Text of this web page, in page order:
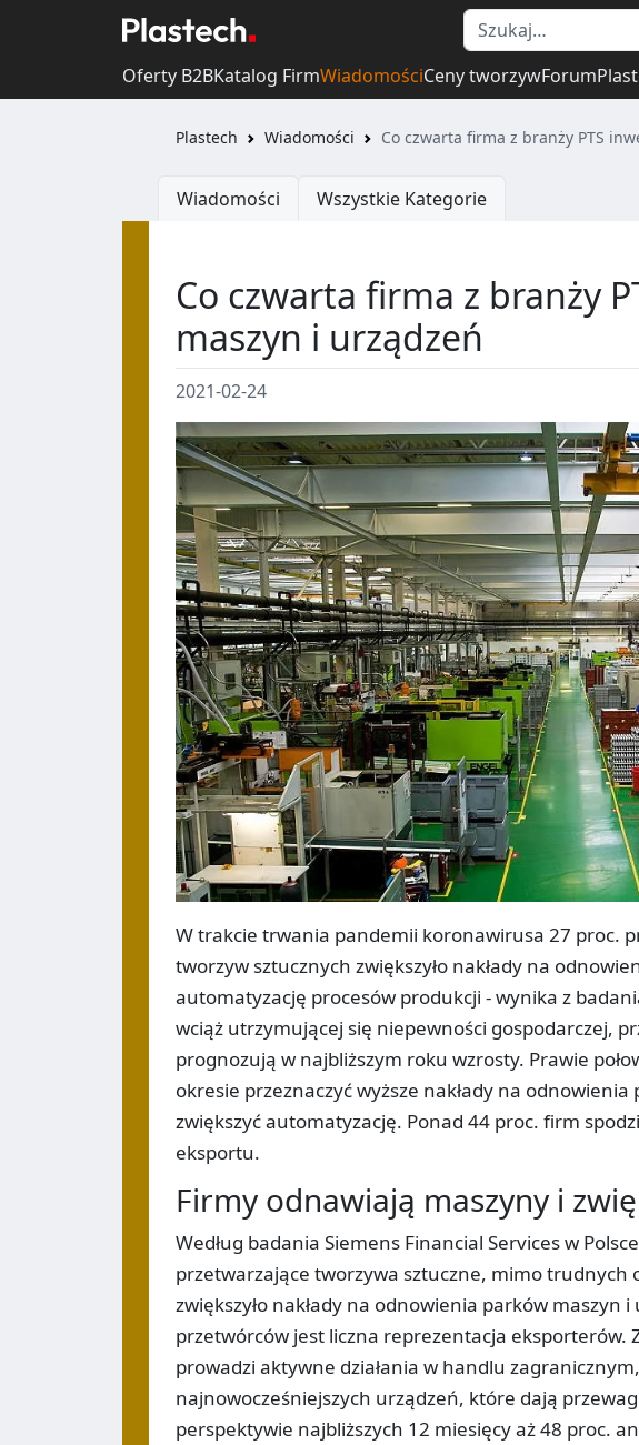
Oferty B2BKatalog FirmWiadomościCeny tworzywForum
Plastech Wiadomości Co czwarta firma z branży PTS
Wiadomości Wszystkie Kategorie
Co czwarta firma z branży
maszyn i urządzeń
2021-02-24
W trakcie trwania pandemii koronawirusa 27 proc.
tworzyw sztucznych zwiększyło nakłady na
automatyzację procesów produkcji - wynika z
wciąż utrzymującej się niepewności gospodarczej,
prognozują w najbliższym roku wzrosty. Prawie
okresie przeznaczyć wyższe nakłady na
zwiększyć automatyzację. Ponad 44 proc. firm
eksportu.
Firmy odnawiają maszyny i
Według badania Siemens Financial Services w
przetwarzające tworzywa sztuczne, mimo trudnych
zwiększyło nakłady na odnowienia parków maszyn
przetwórców jest liczna reprezentacja
prowadzi aktywne działania w handlu
najnowocześniejszych urządzeń, które dają
perspektywie najbliższych 12 miesięcy aż 48 proc.